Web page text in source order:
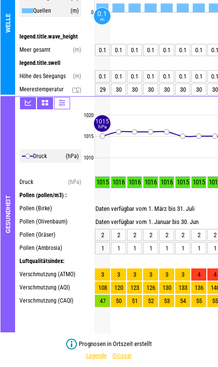
WELLE
Quellen
(m)
legend.title.wave_height
Meer gesamt
(m)
legend.title.swell
Höhe des Seegangs
(m)
Meerestemperatur
(°C)
GESUNDHEIT
Druck (hPa)
Druck
(hPa)
Pollen (pollen/m3) :
Pollen (Birke)
Pollen (Olivenbaum)
Pollen (Gräser)
Pollen (Ambrosia)
Luftqualitätsindex:
Verschmutzung (ATMO)
Verschmutzung (AQI)
Verschmutzung (CAQI)
0
1020
1015
1010
0.1 0.1 0.1 0.1 0.1 0.1 0.1 0.1
0.1 0.1 0.1 0.1 0.1 0.1 0.1
0.1
29
30 30 30 30 30 30 30
1015 1016 1016 1016 1016 1015 1015
Daten verfügbar vom 1. März bis 31. Juli
Daten verfügbar vom 1. Januar bis 30. Jun
2
2 2 2 2 2 2
2
1
1 1 1 1 1 1 1
3 3 3 3 3 3 4
4
108
120 123 126 130 133 136
47
50 51 52 53 54 55 55
Prognosen in Ortszeit erstellt
Legende
Glossar
0.1
m
1015
hPa